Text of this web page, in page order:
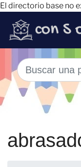
El directorio base no